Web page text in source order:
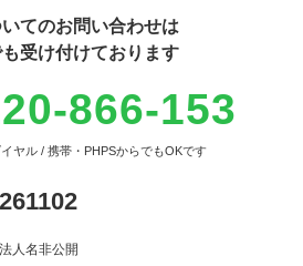
てのお問い合わせは
受け付けております
866-153
ヤル / 携帯・PHPSからでもOKです
261102
法人名非公開